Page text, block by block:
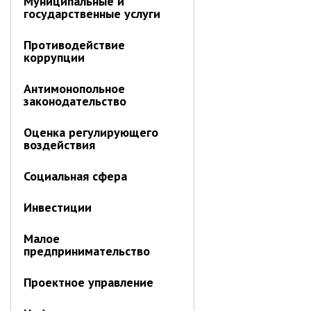
октябрь 2025 г.
сентябрь 2025 г.
август 2025 г.
июнь 2025 г.
апрель 2025 г.
февраль 2025 г.
январь 2025 г.
Администрация
Глава МО г. Партизанск
государственные услуги
Противодействие
коррупции
Антимонопольное
законодательство
Оценка регулирующего
воздействия
Социальная сфера
Инвестиции
Малое
предпринимательство
Проектное управление